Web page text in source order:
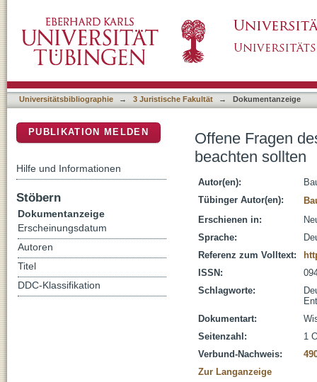
Universitätsbibliographie → 3 Juristische Fakultät → Dokumentanzeige
Offene Fragen
beachten sollten
Autor(en):
Tübinger Autor(en):
Erschienen in:
Sprache:
Referenz zum Volltext:
ISSN:
Schlagworte:
Dokumentart:
Seitenzahl:
1
Verbund-Nachweis:
Zur Langanzeige
PUBLIKATION MELDEN
Hilfe und Informationen
Stöbern
Dokumentanzeige
Erscheinungsdatum
Autoren
Titel
DDC-Klassifikation